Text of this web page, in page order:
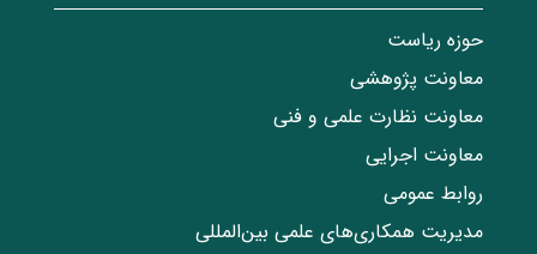
حوزه ریاست
معاونت پژوهشی
معاونت نظارت علمی و فنی
معاونت اجرایی
روابط عمومی
مدیریت همکاری‌های علمی بین‌المللی